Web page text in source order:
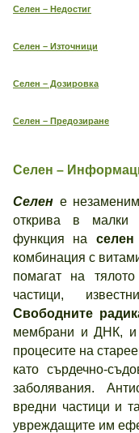
Селен – Недостиг
Селен – Източници
Селен – Дозировка
Селен – Предозиране
Селен –
Селен е
открива в малки
функция на селен
комбинация с
помагат на
частици,
Свободните
мембрани и ДНК, и
процесите на
като сърдечно-
заболявания.
вредни частици и
увреждащите им